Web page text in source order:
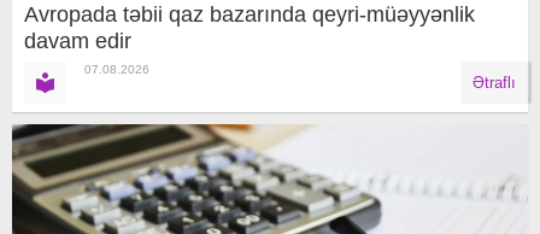
Avropada təbii qaz bazarında qeyri-müəyyənlik
davam edir
07.08.2026
Ətraflı